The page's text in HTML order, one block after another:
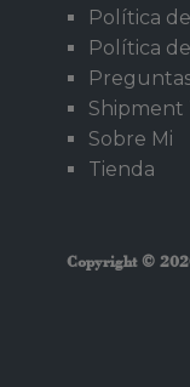
Política
Política
Shipment
Sobre Mi
Tienda
Copyright ©